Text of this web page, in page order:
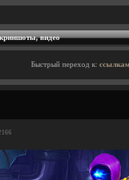
видео
Быстрый переход к: